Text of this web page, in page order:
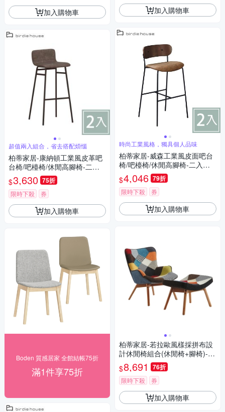
加入購物車
超值兩入組合，省去搭配煩惱
柏蒂家居-康納頓工業風皮革吧
台椅/吧檯椅/休閒高腳椅-二入
組合-40x46x80cm
$3,630 75折
限時下殺 券
加入購物車
Boden 質感居家 全館結帳75折
滿1件享75折
加入購物車
時尚工業風格，獨具個人品味
柏蒂家居-威森工業風皮面吧台
椅/吧檯椅/休閒高腳椅-二入組
合-43x44x96cm
$4,046 79折
限時下殺 券
加入購物車
柏蒂家居-若拉歐風樣採拼布設
計休閒椅組合(休閒椅+腳椅)-45
x45x99cm
$8,691 76折
限時下殺 券
加入購物車